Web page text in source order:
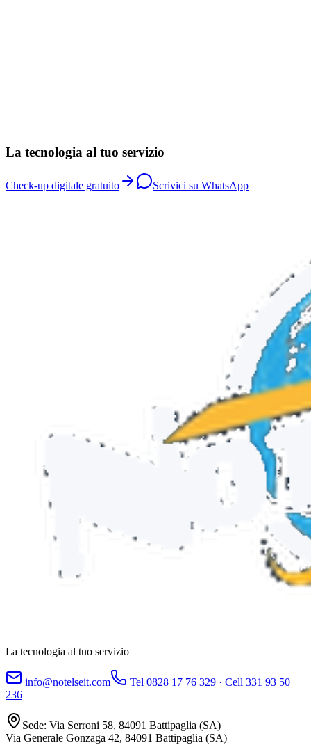
La tecnologia al tuo servizio
Check-up digitale gratuito Scrivici su WhatsApp
La tecnologia al tuo servizio
info@notelseit.com Tel 0828 17 76 329 · Cell 331 93 50
236
Sede: Via Serroni 58, 84091 Battipaglia (SA)
Via Generale Gonzaga 42, 84091 Battipaglia (SA)